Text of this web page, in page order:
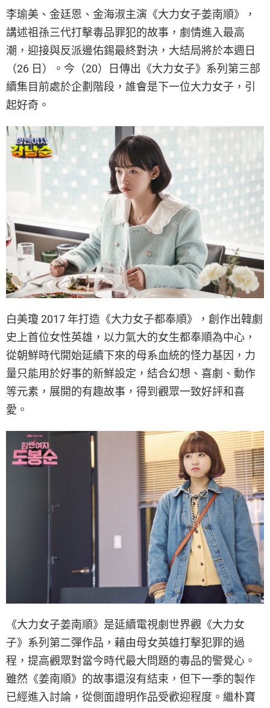
李瑜美、金廷恩、金海淑主演《大力女子姜南順》，
講述祖孫三代打擊毒品罪犯的故事，劇情進入最高
潮，迎接與反派邊佑錫最終對決，大結局將於本週日
（26 日）。今（20）日傳出《大力女子》系列第三部
續集目前處於企劃階段，誰會是下一位大力女子，引
起好奇。
白美瓊 2017 年打造《大力女子都奉順》，創作出韓劇
史上首位女性英雄，以力氣大的女生都奉順為中心，
從朝鮮時代開始延續下來的母系血統的怪力基因，力
量只能用於好事的新鮮設定，結合幻想、喜劇、動作
等元素，展開的有趣故事，得到觀眾一致好評和喜
愛。
《大力女子姜南順》是延續電視劇世界觀《大力女
子》系列第二彈作品，藉由母女英雄打擊犯罪的過
程，提高觀眾對當今時代最大問題的毒品的警覺心。
雖然《姜南順》的故事還沒有結束，但下一季的製作
已經進入討論，從側面證明作品受歡迎程度。繼朴寶